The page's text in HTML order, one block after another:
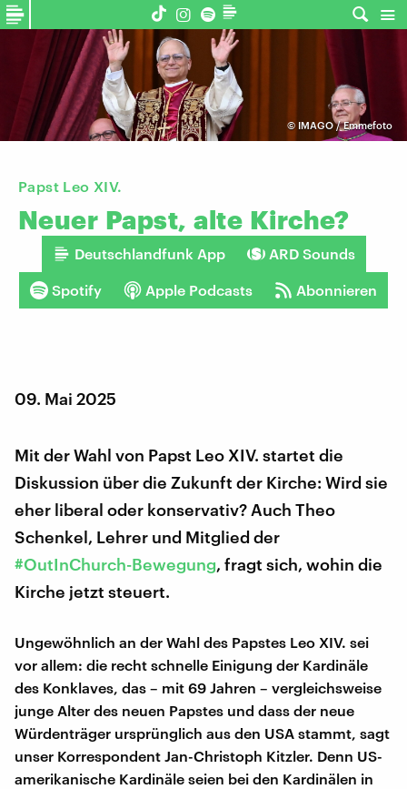
© IMAGO / Emmefoto
Papst Leo XIV.
Neuer Papst, alte Kirche?
Deutschlandfunk App ARD Sounds
Spotify Apple Podcasts Abonnieren
09. Mai 2025
Mit der Wahl von Papst Leo XIV. startet die
Diskussion über die Zukunft der Kirche: Wird sie
eher liberal oder konservativ? Auch Theo
Schenkel, Lehrer und Mitglied der
#OutInChurch-Bewegung, fragt sich, wohin die
Kirche jetzt steuert.
Ungewöhnlich an der Wahl des Papstes Leo XIV. sei
vor allem: die recht schnelle Einigung der Kardinäle
des Konklaves, das – mit 69 Jahren – vergleichsweise
junge Alter des neuen Papstes und dass der neue
Würdenträger ursprünglich aus den USA stammt, sagt
unser Korrespondent Jan-Christoph Kitzler. Denn US-
amerikanische Kardinäle seien bei den Kardinälen in